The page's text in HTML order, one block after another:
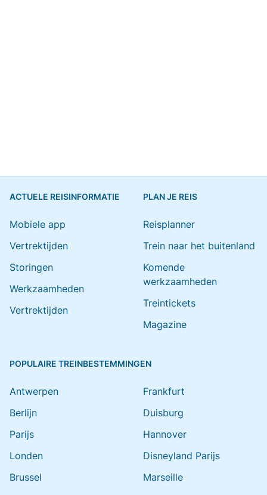
ACTUELE REISINFORMATIE
Mobiele app
Vertrektijden
Storingen
Werkzaamheden
Vertrektijden
PLAN JE REIS
Reisplanner
Trein naar het buitenland
Komende
werkzaamheden
Treintickets
Magazine
POPULAIRE TREINBESTEMMINGEN
Antwerpen
Berlijn
Parijs
Londen
Brussel
Frankfurt
Duisburg
Hannover
Disneyland Parijs
Marseille